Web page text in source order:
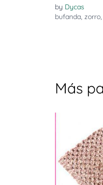
by Dycas
bufanda, zorro,
Más